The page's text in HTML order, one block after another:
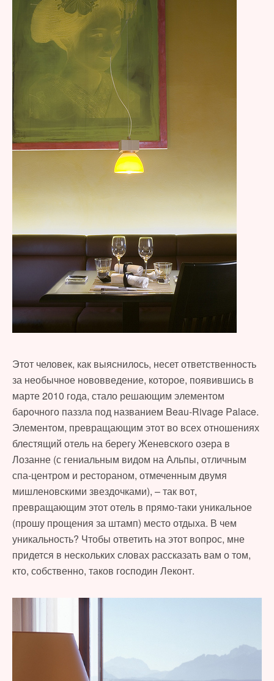
Этот человек, как выяснилось, несет ответственность
за необычное нововведение, которое, появившись в
марте 2010 года, стало решающим элементом
барочного паззла под названием Beau-Rivage Palace.
Элементом, превращающим этот во всех отношениях
блестящий отель на берегу Женевского озера в
Лозанне (с гениальным видом на Альпы, отличным
спа-центром и рестораном, отмеченным двумя
мишленовскими звездочками), – так вот,
превращающим этот отель в прямо-таки уникальное
(прошу прощения за штамп) место отдыха. В чем
уникальность? Чтобы ответить на этот вопрос, мне
придется в нескольких словах рассказать вам о том,
кто, собственно, таков господин Леконт.